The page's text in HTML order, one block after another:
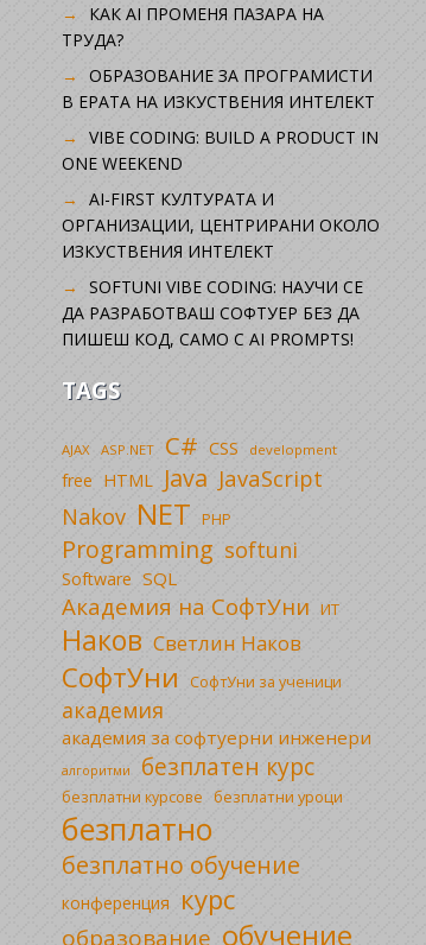
КАК AI ПРОМЕНЯ ПАЗАРА НА
ТРУДА?
ОБРАЗОВАНИЕ ЗА ПРОГРАМИСТИ
В ЕРАТА НА ИЗКУСТВЕНИЯ ИНТЕЛЕКТ
VIBE CODING: BUILD A PRODUCT IN
ONE WEEKEND
AI-FIRST КУЛТУРАТА И
ОРГАНИЗАЦИИ, ЦЕНТРИРАНИ ОКОЛО
ИЗКУСТВЕНИЯ ИНТЕЛЕКТ
SOFTUNI VIBE CODING: НАУЧИ СЕ
ДА РАЗРАБОТВАШ СОФТУЕР БЕЗ ДА
ПИШЕШ КОД, САМО С AI PROMPTS!
TAGS
AJAX ASP.NET C# CSS development
free HTML Java JavaScript
Nakov NET PHP
Programming softuni
Software SQL
Академия на СофтУни ИТ
Наков Светлин Наков
СофтУни СофтУни за ученици
академия
академия за софтуерни инженери
алгоритми безплатен курс
безплатни курсове безплатни уроци
безплатно
безплатно обучение
конференция курс
образование обучение